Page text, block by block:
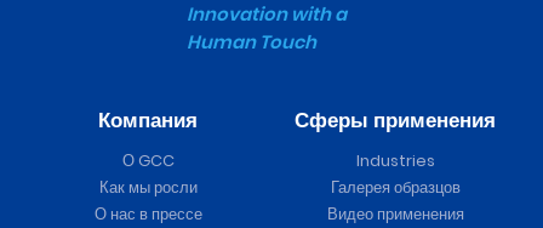
Innovation with a
Human Touch
Компания
О GCC
Как мы росли
О нас в прессе
Сферы применения
Industries
Галерея образцов
Видео применения